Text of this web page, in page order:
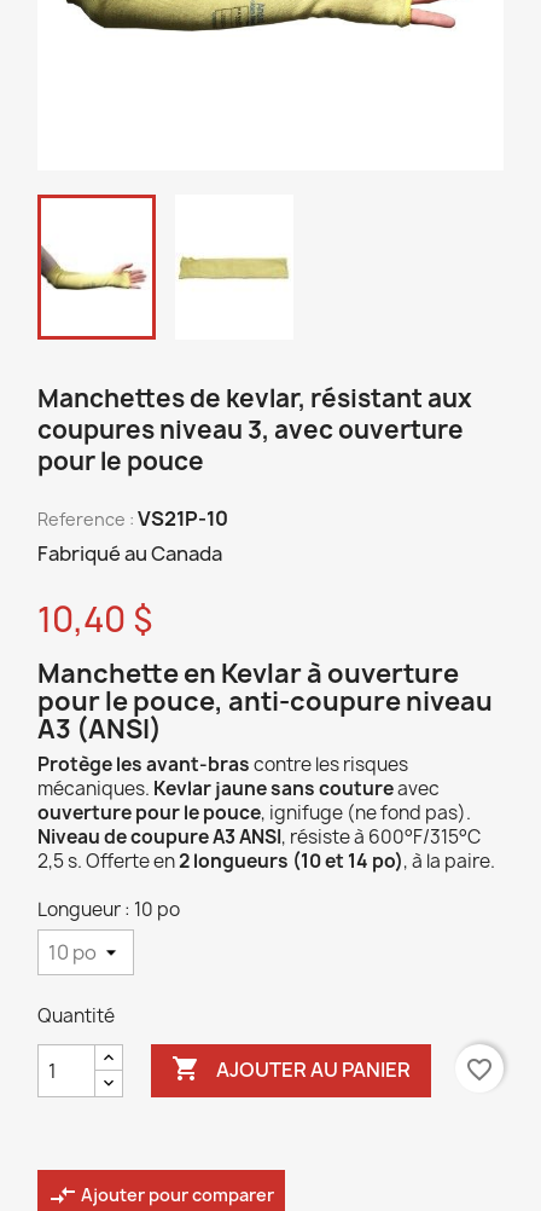
Manchettes de kevlar, résistant aux
coupures niveau 3, avec ouverture
pour le pouce
Reference : VS21P-10
Fabriqué au Canada
10,40 $
Manchette en Kevlar à ouverture
pour le pouce, anti-coupure niveau
A3 (ANSI)
Protège les avant-brascontre les risques
mécaniques. Kevlar jaune sans coutureavec
ouverture pour le pouce, ignifuge (ne fond pas).
Niveau de coupure A3 ANSI, résiste à 600°F/315°C
2,5 s. Offerte en2 longueurs (10 et 14 po), à la paire.
Longueur : 10 po
Quantité
 AJOUTER AU PANIER favorite_border
compare_arrows Ajouter pour comparer